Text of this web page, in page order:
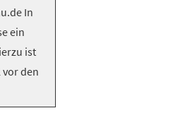
In
ein
ist
den